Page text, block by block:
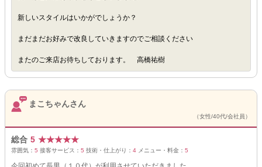
新しいスタイルはいかがでしょうか？
まだまだお好みで改良していきますのでご相談ください
またのご来店お待ちしております。 高橋祐樹
まこちゃんさん
（女性/40代/会社員）
総合 5 ★★★★★
雰囲気： 5 接客サービス： 5 技術・仕上がり： 4 メニュー・料金： 5